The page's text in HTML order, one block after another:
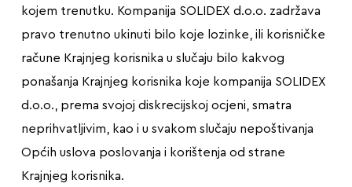
kojem trenutku. Kompanija SOLIDEX d.o.o. zadržava
pravo trenutno ukinuti bilo koje lozinke, ili korisničke
račune Krajnjeg korisnika u slučaju bilo kakvog
ponašanja Krajnjeg korisnika koje kompanija SOLIDEX
d.o.o., prema svojoj diskrecijskoj ocjeni, smatra
neprihvatljivim, kao i u svakom slučaju nepoštivanja
Općih uslova poslovanja i korištenja od strane
Krajnjeg korisnika.